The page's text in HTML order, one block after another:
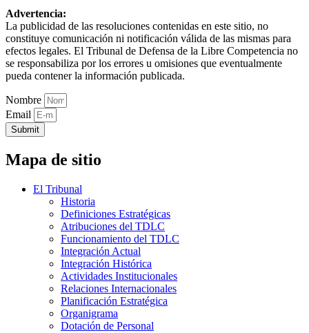
Advertencia:
La publicidad de las resoluciones contenidas en este sitio, no
constituye comunicación ni notificación válida de las mismas para
efectos legales. El Tribunal de Defensa de la Libre Competencia no
se responsabiliza por los errores u omisiones que eventualmente
pueda contener la información publicada.
Nombre
Email
Submit
Mapa de sitio
El Tribunal
Historia
Definiciones Estratégicas
Atribuciones del TDLC
Funcionamiento del TDLC
Integración Actual
Integración Histórica
Actividades Institucionales
Relaciones Internacionales
Planificación Estratégica
Organigrama
Dotación de Personal